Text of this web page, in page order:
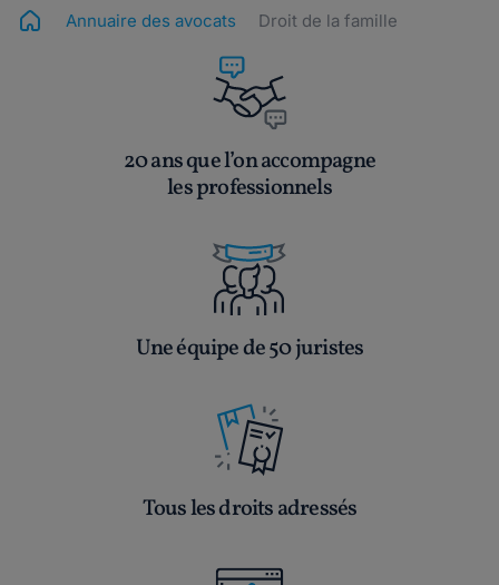
Annuaire des avocats Droit de la famille
20 ans que l’on accompagne
les professionnels
Une équipe de 50 juristes
Tous les droits adressés